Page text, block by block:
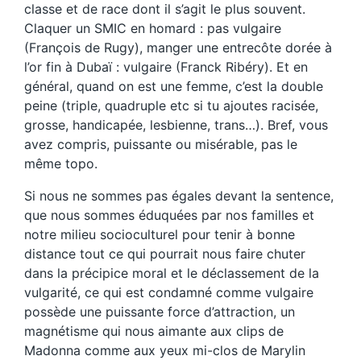
classe et de race dont il s’agit le plus souvent.
Claquer un SMIC en homard : pas vulgaire
(François de Rugy), manger une entrecôte dorée à
l’or fin à Dubaï : vulgaire (Franck Ribéry). Et en
général, quand on est une femme, c’est la double
peine (triple, quadruple etc si tu ajoutes racisée,
grosse, handicapée, lesbienne, trans…). Bref, vous
avez compris, puissante ou misérable, pas le
même topo.
Si nous ne sommes pas égales devant la sentence,
que nous sommes éduquées par nos familles et
notre milieu socioculturel pour tenir à bonne
distance tout ce qui pourrait nous faire chuter
dans la précipice moral et le déclassement de la
vulgarité, ce qui est condamné comme vulgaire
possède une puissante force d’attraction, un
magnétisme qui nous aimante aux clips de
Madonna comme aux yeux mi-clos de Marylin